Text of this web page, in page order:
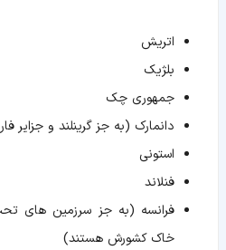
اتریش
بلژیک
جمهوری چک
دانمارک (به جز گرینلند و جزایر
استونی
فنلاند
فرانسه (به جز سرزمین های
خاک کشورش هستند)